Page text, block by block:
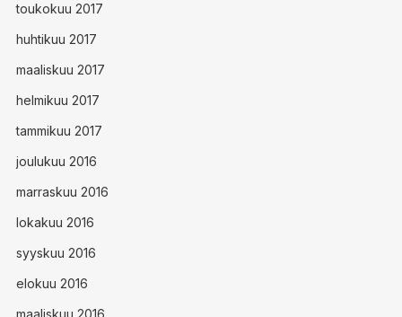
toukokuu 2017
huhtikuu 2017
maaliskuu 2017
helmikuu 2017
tammikuu 2017
joulukuu 2016
marraskuu 2016
lokakuu 2016
syyskuu 2016
elokuu 2016
maaliskuu 2016